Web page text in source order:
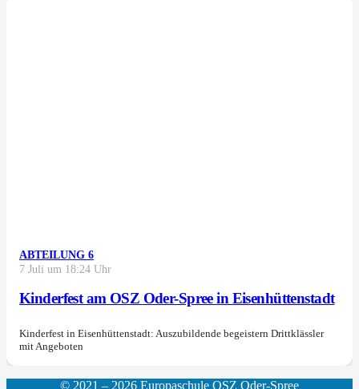
ABTEILUNG 6
7 Juli um 18:24 Uhr
Kinderfest am OSZ Oder-Spree in Eisenhüttenstadt
Kinderfest in Eisenhüttenstadt: Auszubildende begeistern Drittklässler
mit Angeboten
© 2021 – 2026 Europaschule OSZ Oder-Spree